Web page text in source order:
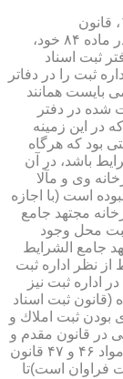
به تبعیت از قانون دفاتر اسناد رسمی سال ۱۳۰۷، قانون
جدیدالتصویب (قانون ثبت اسناد و املاك ۱۳۱۰) در ماده ۸۴ خود،
ثبت اسناد
ثبت را در دفاتر
بایست همانند
شده در دفتر
در این زمینه
آن حالتی بود كه هرگاه
باشد، در آن
وی و مآلا
است (با اجازه
مجتهد جامع
محل وجود
جامع الشرایط
نظر اداره ثبت
اداره ثبت نیز
(قانون ثبت اسناد
بودن ثبت املاك و
در قانون مقدم و
اجباری شدن آن در قانون موخر است. (توجه به مواد ۴۶ و ۴۷ قانون
حائز اهمیت فراوان است)تا